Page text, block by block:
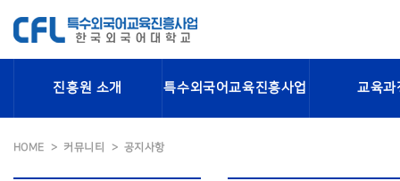
진흥원 소개 특수외국어교육진흥사업 교육과
HOME 커뮤니티 공지사항